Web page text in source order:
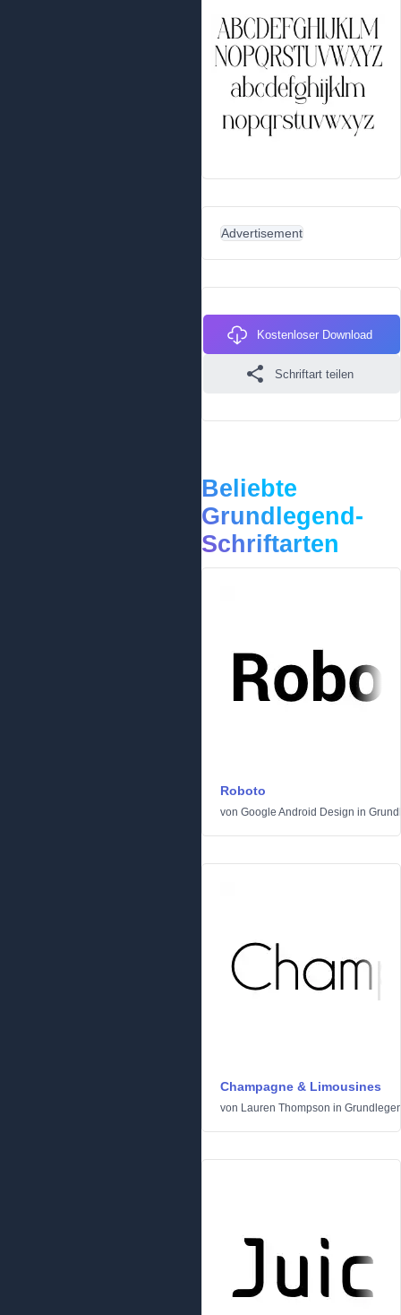
Advertisement
Kostenloser Download
Schriftart teilen
Beliebte
Grundlegend-
Schriftarten
Roboto
von Google Android Design in
Champagne & Limousines
von Lauren Thompson in